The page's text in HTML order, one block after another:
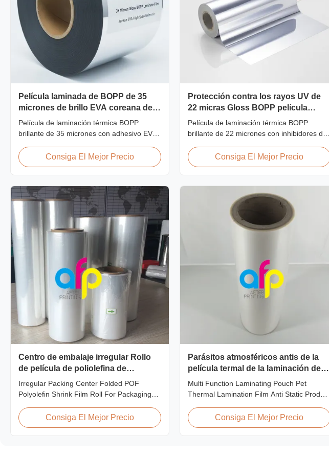
Película laminada de BOPP de 35
micrones de brillo EVA coreana de
alta velocidad 60m/min
Película de laminación térmica BOPP
brillante de 35 micrones con adhesivo EVA
ancho, velocidad de laminación de 60
m/min, 92 % de claridad óptica, diseñada
publicaciones de gran volumen.
Consiga El Mejor Precio
Protección contra los rayos UV de
22 micras Gloss BOPP película
laminada resistente a los arañazos
Película de laminación térmica BOPP
brillante de 22 micrones con inhibidores de
resistente a rayones, 2000 mm de ancho y
claridad óptica ≥92%, diseñada para
aplicaciones de exhibición a largo plazo.
Consiga El Mejor Precio
Centro de embalaje irregular Rollo
de película de poliolefina de
encogimiento plegado POF para
embalaje
Irregular Packing Center Folded POF
Polyolefin Shrink Film Roll For Packaging
Folded POF Polyolefin Heat Shrink Film For
Packaging Product Overview Product
Consiga El Mejor Precio
Parásitos atmosféricos antis de la
película termal de la laminación del
animal doméstico de la bolsa de la
función que laminan multi
Multi Function Laminating Pouch Pet
Thermal Lamination Film Anti Static Product
workable for different ways of printing,
especially offset printing. It is composited of
Consiga El Mejor Precio